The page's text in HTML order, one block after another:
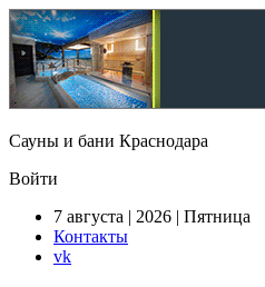
Сауны и бани Краснодара
Войти
7 августа | 2026 | Пятница
Контакты
vk